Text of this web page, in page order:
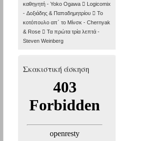
καθηγητή - Yoko Ogawa  Logicomix
- Δοξιάδης & Παπαδημητρίου  Το
κοτόπουλο απ΄ το Μίνσκ - Chernyak
& Rose  Τα πρώτα τρία λεπτά -
Steven Weinberg
Σκακιστική άσκηση